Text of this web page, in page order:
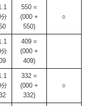
550 =
(000 +
550)
○
409 =
(000 +
409)
332 =
(000 +
332)
○